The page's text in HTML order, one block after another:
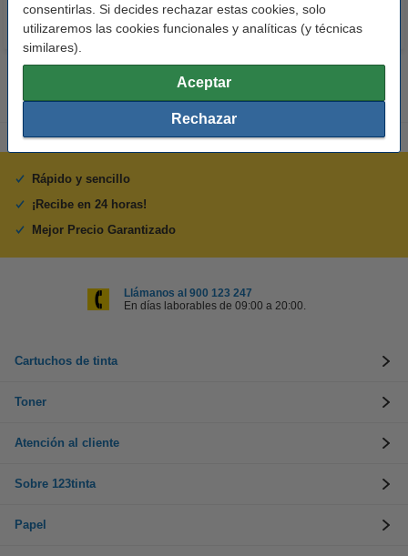
consentirlas. Si decides rechazar estas cookies, solo
utilizaremos las cookies funcionales y analíticas (y técnicas
similares).
Aceptar
Rechazar
Rápido y sencillo
¡Recibe en 24 horas!
Mejor Precio Garantizado
Llámanos al 900 123 247
En días laborables de 09:00 a 20:00.
Cartuchos de tinta
Toner
Atención al cliente
Sobre 123tinta
Papel